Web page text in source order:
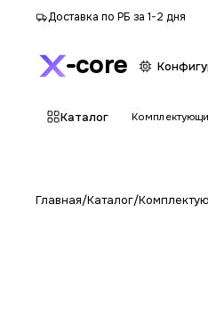
Доставка по РБ за 1-2 дня
core
Каталог
Главная/Каталог/